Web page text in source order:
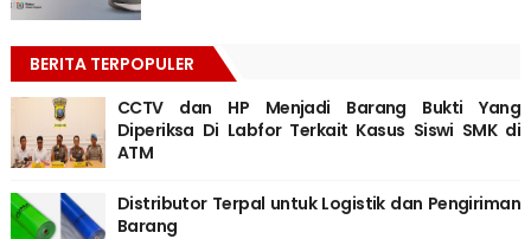
BERITA TERPOPULER
CCTV dan HP Menjadi Barang Bukti Yang
Diperiksa Di Labfor Terkait Kasus Siswi SMK di
ATM
Distributor Terpal untuk Logistik dan Pengiriman
Barang